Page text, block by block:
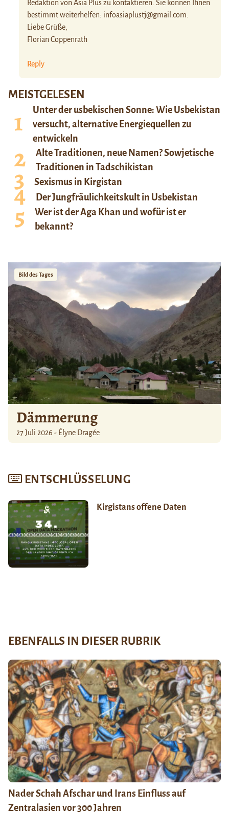
MEISTGELESEN
Unter der usbekischen Sonne: Wie Usbekistan
versucht, alternative Energiequellen zu
entwickeln
Alte Traditionen, neue Namen? Sowjetische
Traditionen in Tadschikistan
Sexismus in Kirgistan
Der Jungfräulichkeitskult in Usbekistan
Wer ist der Aga Khan und wofür ist er
bekannt?
Bild des Tages
Dämmerung
27 Juli 2026 - Élyne Dragée
ENTSCHLÜSSELUNG
Kirgistans offene Daten
Redaktion von Asia Plus zu kontaktieren. Sie können Ihnen
bestimmt weiterhelfen: infoasiaplustj@gmail.com
Liebe Grüße,
Florian Coppenrath
Reply
EBENFALLS IN DIESER RUBRIK
Nader Schah Afschar und Irans Einfluss auf
Zentralasien vor 300 Jahren